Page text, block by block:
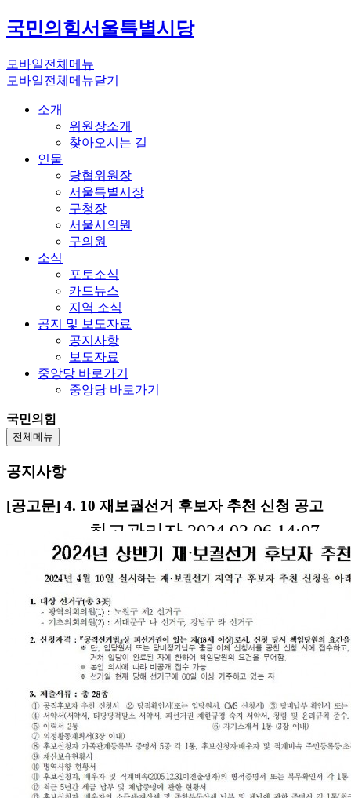
국민의힘서울특별시당
모바일전체메뉴
모바일전체메뉴닫기
소개
위원장소개
찾아오시는 길
인물
당협위원장
서울특별시장
구청장
서울시의원
구의원
소식
포토소식
카드뉴스
지역 소식
공지 및 보도자료
공지사항
보도자료
중앙당 바로가기
중앙당 바로가기
국민의힘
전체메뉴
공지사항
[공고문] 4. 10 재보궐선거 후보자 추천 신청 공고
최고관리자 2024.02.06 14:07